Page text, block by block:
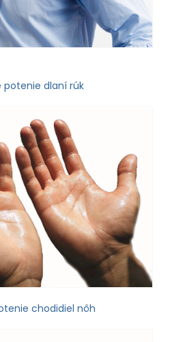
potenie dlaní rúk
chodidiel nôh